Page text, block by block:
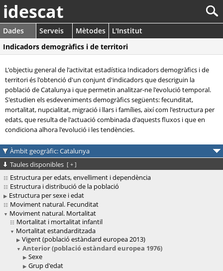
idescat
Dades Serveis Mètodes
L'Institut
Indicadors demogràfics i de territori
L'objectiu general de l'activitat estadística Indicadors demogràfics i de
territori és l'obtenció d'un conjunt d'indicadors que descriguin la
població de Catalunya i que permetin analitzar-ne l'evolució temporal.
S'estudien els esdeveniments demogràfics següents: fecunditat,
mortalitat, nupcialitat, migració i llars i famílies, així com l'estructura per
edats, que resulta de l'actuació combinada d'aquests fluxos i que en
condiciona alhora l'evolució i les tendències.
Àmbit geogràfic: Catalunya
Taules disponibles [ + ]
Estructura per edats, envelliment i dependència
Estructura i distribució de la població
Estructura per sexe i edat
Moviment natural. Fecunditat
Moviment natural. Mortalitat
Mortalitat i mortalitat infantil
Mortalitat estandarditzada
Vigent (població estàndard europea 2013)
Anterior (població estàndard europea 1976)
Sexe
Grup d'edat